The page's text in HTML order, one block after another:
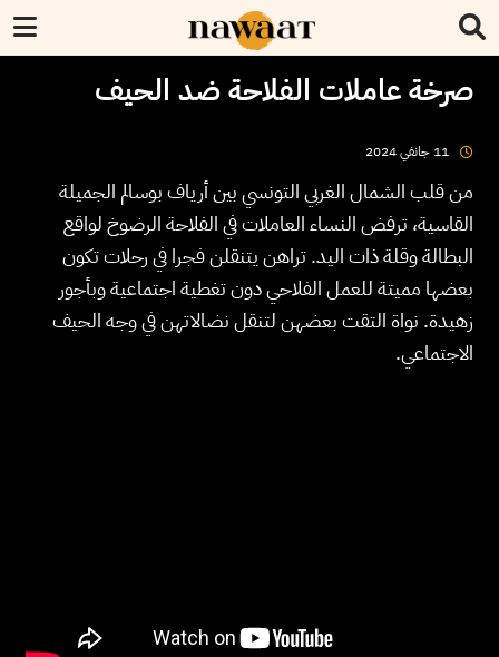
صرخة عاملات الفلاحة ضد الحيف
11 جانفي2024
من قلب الشمال الغربي التونسي بين أرياف بوسالم الجميلة
القاسية، ترفض النساء العاملات في الفلاحة الرضوخ لواقع
البطالة وقلة ذات اليد. تراهن يتنقلن فجرا في رحلات تكون
بعضها مميتة للعمل الفلاحي دون تغطية اجتماعية وبأجور
زهيدة. نواة التقت بعضهن لتنقل نضالاتهن في وجه الحيف
الاجتماعي.